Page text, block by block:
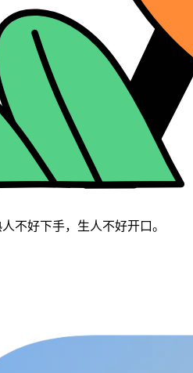
不好下手，生人不好开口。